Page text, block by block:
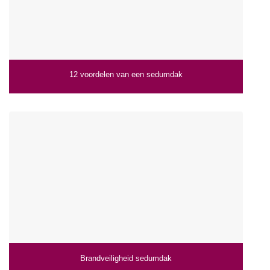
12 voordelen van een sedumdak
Brandveiligheid sedumdak